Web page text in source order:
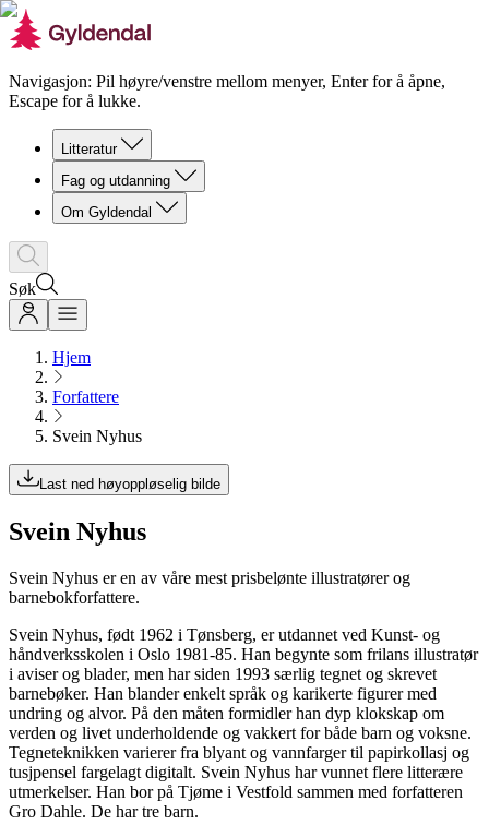
Navigasjon: Pil høyre/venstre mellom menyer, Enter for å åpne,
Escape for å lukke.
Litteratur
Fag og utdanning
Om Gyldendal
Søk
Hjem
Forfattere
Svein Nyhus
Last ned høyoppløselig bilde
Svein Nyhus
Svein Nyhus er en av våre mest prisbelønte illustratører og
barnebokforfattere.
Svein Nyhus, født 1962 i Tønsberg, er utdannet ved Kunst- og
håndverksskolen i Oslo 1981-85. Han begynte som frilans illustratør
i aviser og blader, men har siden 1993 særlig tegnet og skrevet
barnebøker. Han blander enkelt språk og karikerte figurer med
undring og alvor. På den måten formidler han dyp klokskap om
verden og livet underholdende og vakkert for både barn og voksne.
Tegneteknikken varierer fra blyant og vannfarger til papirkollasj og
tusjpensel fargelagt digitalt. Svein Nyhus har vunnet flere litterære
utmerkelser. Han bor på Tjøme i Vestfold sammen med forfatteren
Gro Dahle. De har tre barn.